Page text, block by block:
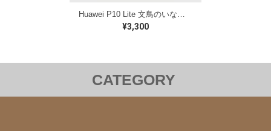
Huawei P10 Lite 文鳥のいない人生なんて ケース
¥3,300
CATEGORY
洋服 バッグ ステーショナリー 雑貨